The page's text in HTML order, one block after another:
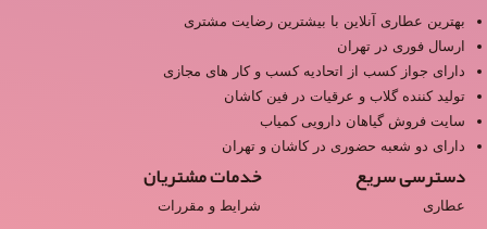
بهترین عطاری آنلاین با بیشترین رضایت مشتری
ارسال فوری در تهران
دارای جواز کسب از اتحادیه کسب و کار های مجازی
تولید کننده گلاب و عرقیات در فین کاشان
سایت فروش گیاهان دارویی کمیاب
دارای دو شعبه حضوری در کاشان و تهران
دسترسی سریع
عطاری
خدمات مشتریان
شرایط و مقررات